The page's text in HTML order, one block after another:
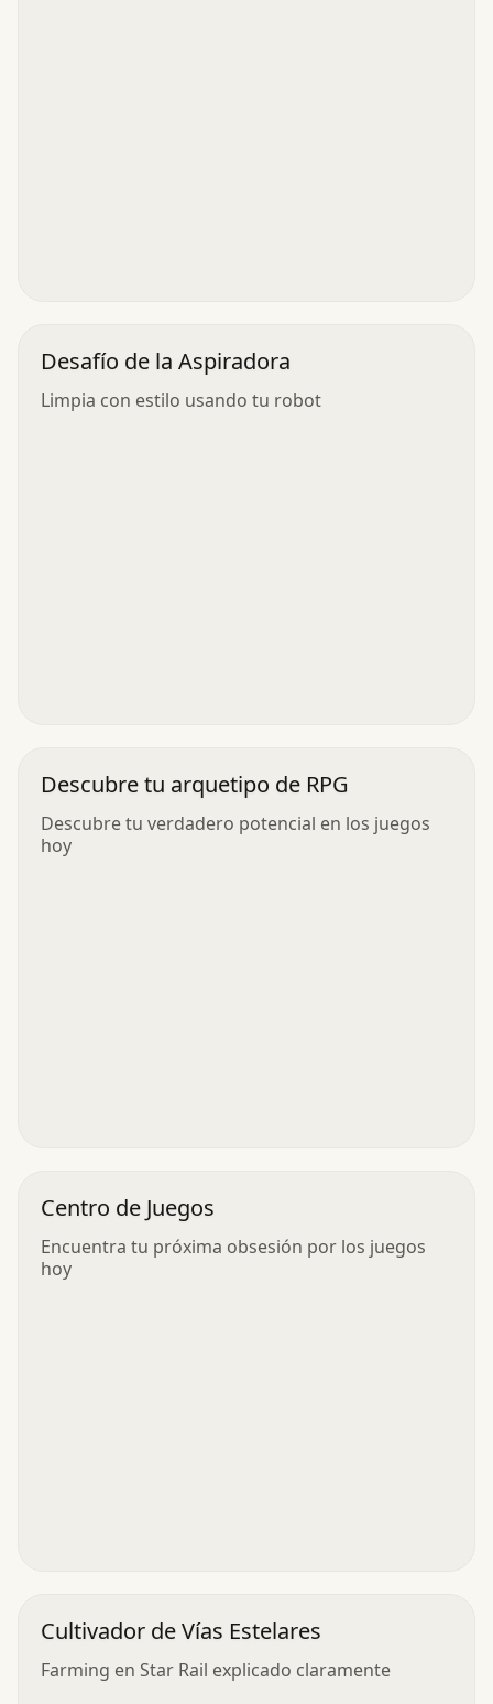
Desafío de la Aspiradora
Limpia con estilo usando tu robot
Descubre tu arquetipo de RPG
Descubre tu verdadero potencial en los juegos
hoy
Centro de Juegos
Encuentra tu próxima obsesión por los juegos
hoy
Cultivador de Vías Estelares
Farming en Star Rail explicado claramente